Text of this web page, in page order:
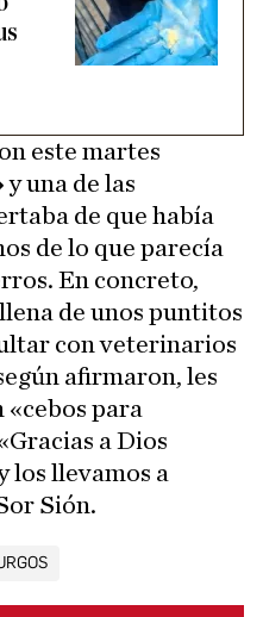
este martes
y una de las
de que había
de lo que parecía
En concreto,
de unos puntitos
con veterinarios
afirmaron, les
para
a Dios
los llevamos a
Sión.